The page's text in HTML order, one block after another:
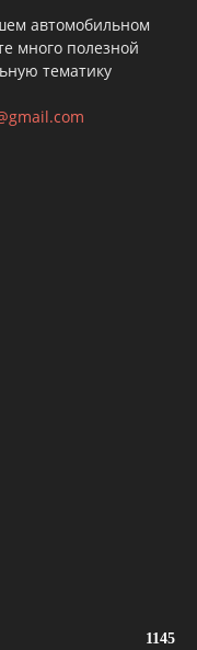
автомобильном
много полезной
тематику
1145